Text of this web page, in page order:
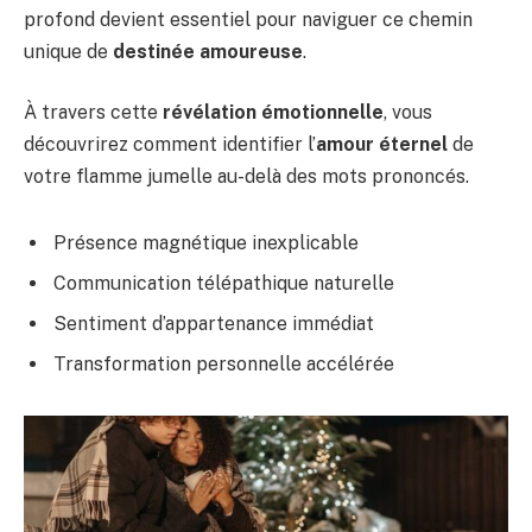
profond devient essentiel pour naviguer ce chemin
unique de destinée amoureuse.
À travers cette révélation émotionnelle, vous
découvrirez comment identifier l’amour éternel de
votre flamme jumelle au-delà des mots prononcés.
Présence magnétique inexplicable
Communication télépathique naturelle
Sentiment d’appartenance immédiat
Transformation personnelle accélérée